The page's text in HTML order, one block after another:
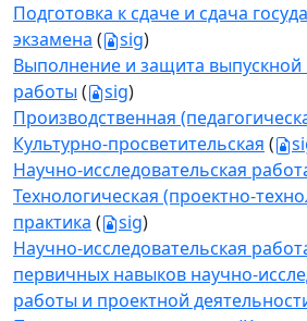
Подготовка к сдаче и сдача
экзамена ( sig)
Выполнение и защита
работы ( sig)
Производственная
Культурно-просветительская (
Научно-исследовательская
Технологическая (проектно-
практика ( sig)
Научно-исследовательская
первичных навыков научно-
работы и проектной